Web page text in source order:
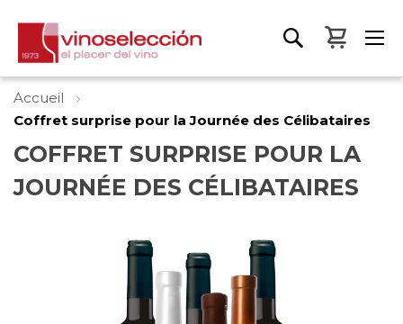
Mon
Accueil
Coffret surprise pour la Journée des Célibataires
COFFRET SURPRISE POUR LA
JOURNÉE DES CÉLIBATAIRES